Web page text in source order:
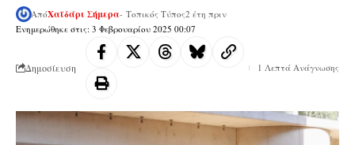
Ενημερώθηκε στις: 3 Φεβρουαρίου 2025 00:07
ΑπόΧαϊδάρι Σήμερα- Τοπικός Τύπος2 έτη πριν
Δημοσίευση 1 Λεπτά Ανάγνωσης